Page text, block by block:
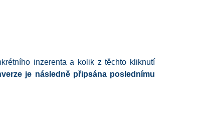
inzerenta a kolik z těchto kliknutí
je následně připsána poslednímu